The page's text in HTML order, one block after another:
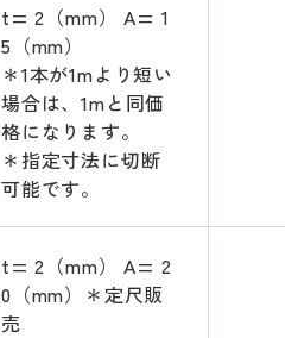
t= 2（mm） A= 1
5（mm）
＊1本が1mより短い
場合は、1mと同価
格になります。
＊指定寸法に切断
可能です。
t= 2（mm） A= 2
0（mm）＊定尺販
売